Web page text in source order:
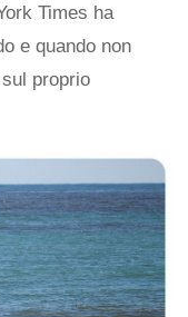
Times ha
e quando non
proprio